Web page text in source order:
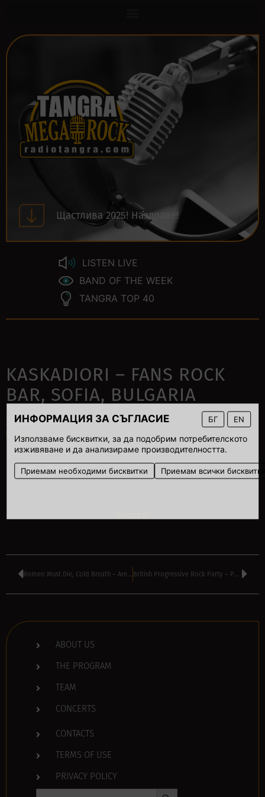
ИНФОРМАЦИЯ ЗА СЪГЛАСИЕ БГ EN
Използваме бисквитки, за да подобрим потребителското
изживяване и да анализираме производителността.
Приемам необходими бисквитки Приемам всички
Щастлива 2025! Наздраве!
LISTEN LIVE
BAND OF THE WEEK
TANGRA TOP 40
KASKADIORI – FANS ROCK
BAR, SOFIA, BULGARIA
24 January 2008
00:00
Start – 10 p.m.
Romeo Must Die, Cold Breath – Area 51 Club, Varna, Bulgaria British Progressive Rock Party – Puzzle Club, Plovdiv, Bulgaria
ABOUT US
THE PROGRAM
TEAM
CONCERTS
CONTACTS
TERMS OF USE
PRIVACY POLICY
Search Button